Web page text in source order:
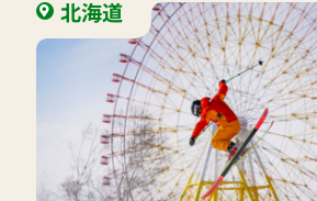
北海道